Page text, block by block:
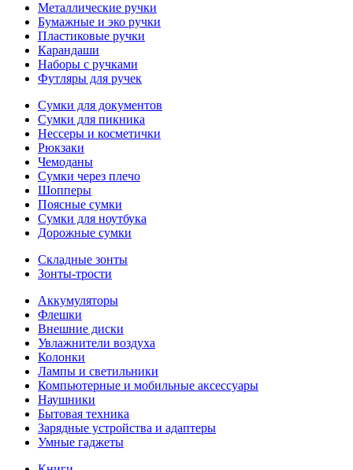
Металлические ручки
Бумажные и эко ручки
Пластиковые ручки
Карандаши
Наборы с ручками
Футляры для ручек
Сумки для документов
Сумки для пикника
Нессеры и косметички
Рюкзаки
Чемоданы
Сумки через плечо
Шопперы
Поясные сумки
Сумки для ноутбука
Дорожные сумки
Складные зонты
Зонты-трости
Аккумуляторы
Флешки
Внешние диски
Увлажнители воздуха
Колонки
Лампы и светильники
Компьютерные и мобильные аксессуары
Наушники
Бытовая техника
Зарядные устройства и адаптеры
Умные гаджеты